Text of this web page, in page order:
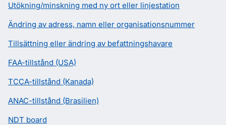
Utökning/minskning med ny ort eller linjestation
Ändring av adress, namn eller organisationsnummer
Tillsättning eller ändring av befattningshavare
FAA-tillstånd (USA)
TCCA-tillstånd (Kanada)
ANAC-tillstånd (Brasilien)
NDT board